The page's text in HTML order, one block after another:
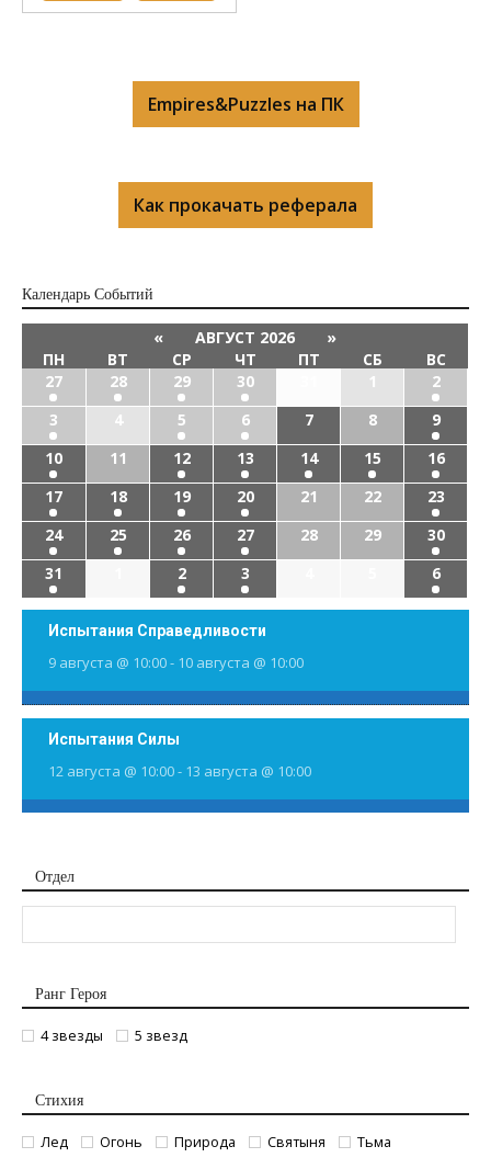
Empires&Puzzles на ПК
Как прокачать реферала
Календарь Cобытий
« АВГУСТ 2026
»
ПН
ВТ СР ЧТ ПТ СБ
ВС
27
28 29 30 1
2
3
4 5 6 7 8
9
10
11 12 13 14 15
16
17
18 19 20 21 22
23
24
25 26 27 28 29
30
31
2 3 6
Испытания Справедливости
9 августа @ 10:00- 10 августа @ 10:00
Испытания Силы
12 августа @ 10:00- 13 августа @ 10:00
Отдел
Ранг Героя
4 звезды 5 звезд
Стихия
Лед Огонь Природа Святыня Тьма